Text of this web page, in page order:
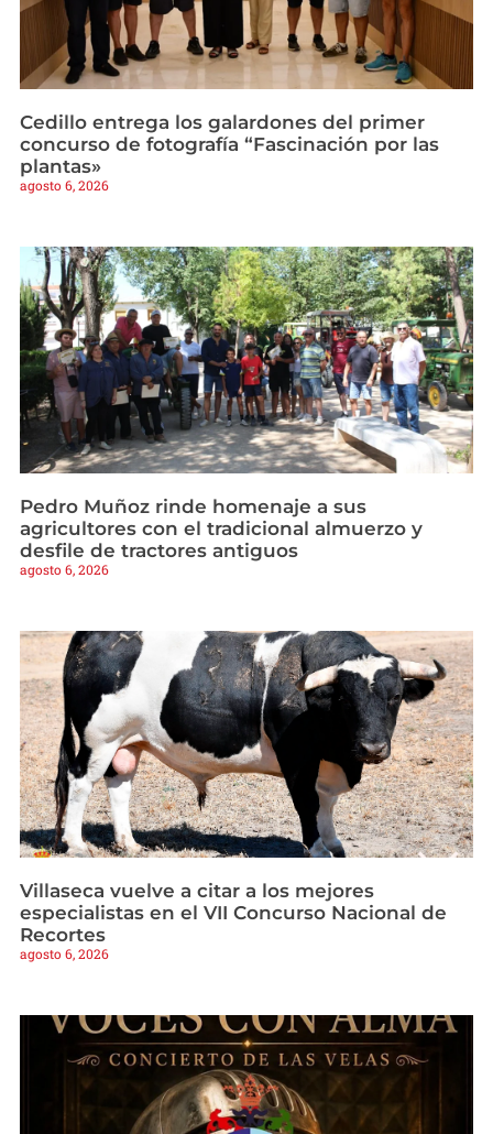
Cedillo entrega los galardones del primer
concurso de fotografía “Fascinación por las
plantas»
agosto 6, 2026
Pedro Muñoz rinde homenaje a sus
agricultores con el tradicional almuerzo y
desfile de tractores antiguos
agosto 6, 2026
Villaseca vuelve a citar a los mejores
especialistas en el VII Concurso Nacional de
Recortes
agosto 6, 2026